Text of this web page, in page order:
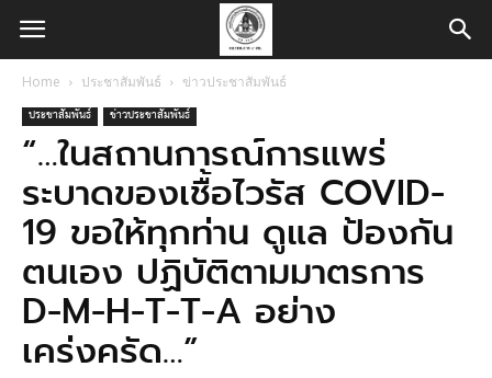
Home ประชาสัมพันธ์ ข่าวประชาสัมพันธ์
ประชาสัมพันธ์ ข่าวประชาสัมพันธ์
“…ในสถานการณ์การแพร่
ระบาดของเชื้อไวรัส COVID-
19 ขอให้ทุกท่าน ดูแล ป้องกัน
ตนเอง ปฏิบัติตามมาตรการ
D-M-H-T-T-A อย่าง
เคร่งครัด…”